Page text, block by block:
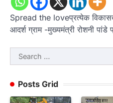
Spread the loveप्रत्येक
आदर्श ग्राम -मुख्यमंत्री रोशनी
Search
for:
Posts Grid